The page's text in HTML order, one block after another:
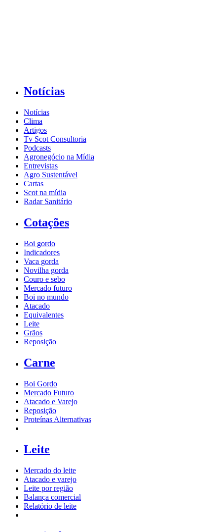
Notícias
Notícias
Clima
Artigos
Tv Scot Consultoria
Podcasts
Agronegócio na Mídia
Entrevistas
Agro Sustentável
Cartas
Scot na mídia
Radar Sanitário
Cotações
Boi gordo
Indicadores
Vaca gorda
Novilha gorda
Couro e sebo
Mercado futuro
Boi no mundo
Atacado
Equivalentes
Leite
Grãos
Reposição
Carne
Boi Gordo
Mercado Futuro
Atacado e Varejo
Reposição
Proteínas Alternativas
Leite
Mercado do leite
Atacado e varejo
Leite por região
Balança comercial
Relatório de leite